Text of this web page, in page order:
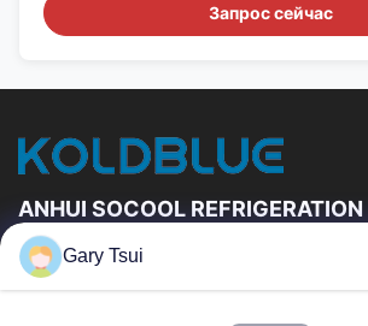
Запрос сейчас
ANHUI SOCOOL REFRIGERATION
Быстрые Связи
Gary Tsui